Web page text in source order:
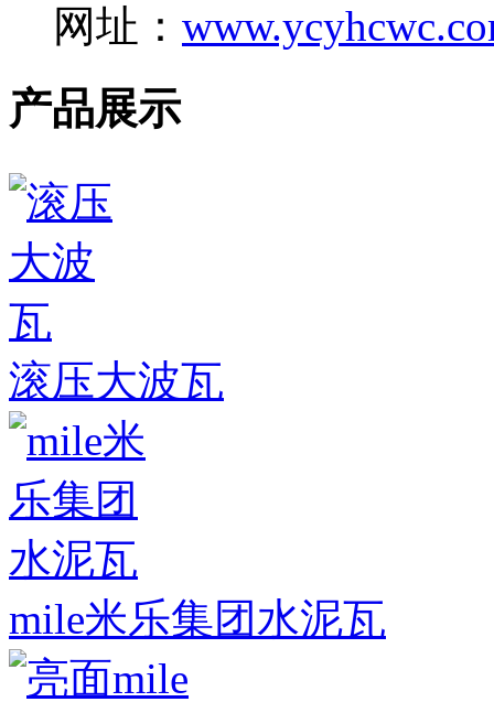
网址：
产品展示
滚压大波瓦
mile米乐集团水泥瓦